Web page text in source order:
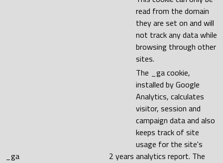
read from the domain
they are set on and will
not track any data while
browsing through other
sites.
_ga 2 years
The _ga cookie,
installed by Google
Analytics, calculates
visitor, session and
campaign data and also
keeps track of site
usage for the site's
analytics report. The